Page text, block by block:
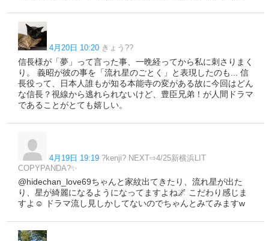
4月20日 10:20 きょう??
信長様が「夢」って言った事、一晩経ってから私に刺さりまく
り。 義昭が彼の事を「流れ星のごとく」と表現したのも... 信
長役って、日本人誰もが知る本能寺の変がある故に今回はどん
な信長？視線から逃れられないけど、豊臣兄弟！が人間ドラマ
であることがとても嬉しい。
4月19日 19:19 ?kenji? NEXT⇨4/25新横浜LIT
COPYPANDA?✨
@hidechan_love69ちゃんと家紋出てきたり、流れ星が出た
り、星が綺麗になるようになってますよね🌌 こだわり感じま
すよ☺️ ドラマ流し見しかしてないのでちゃんとみてみますw